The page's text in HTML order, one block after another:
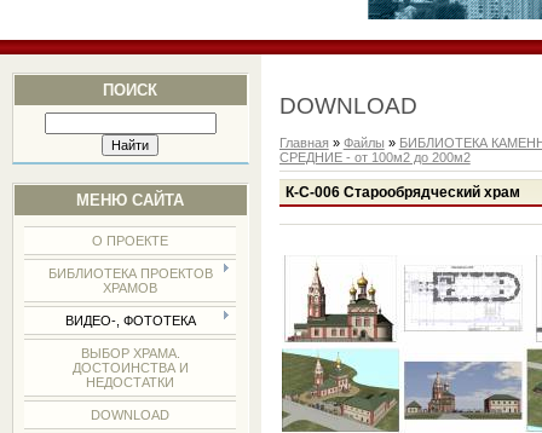
ПОИСК
МЕНЮ САЙТА
О ПРОЕКТЕ
БИБЛИОТЕКА ПРОЕКТОВ
ХРАМОВ
ВИДЕО-, ФОТОТЕКА
ВЫБОР ХРАМА.
ДОСТОИНСТВА И
НЕДОСТАТКИ
DOWNLOAD
DOWNLOAD
Главная » Файлы » БИБЛИОТЕКА
СРЕДНИЕ - от 100м2 до 200м2
К-С-006 Старообрядческий храм